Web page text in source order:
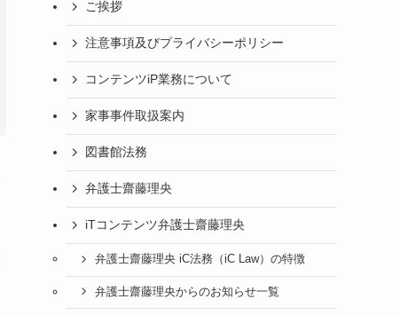
ご挨拶
注意事項及びプライバシーポリシー
コンテンツiP業務について
家事事件取扱案内
図書館法務
弁護士齋藤理央
iTコンテンツ弁護士齋藤理央
弁護士齋藤理央 iC法務（iC Law）の特徴
弁護士齋藤理央からのお知らせ一覧